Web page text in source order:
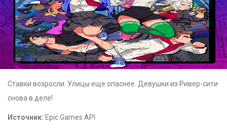
Ставки возросли. Улицы еще опаснее. Девушки из Ривер-сити
снова в деле!
Источник: Epic Games API